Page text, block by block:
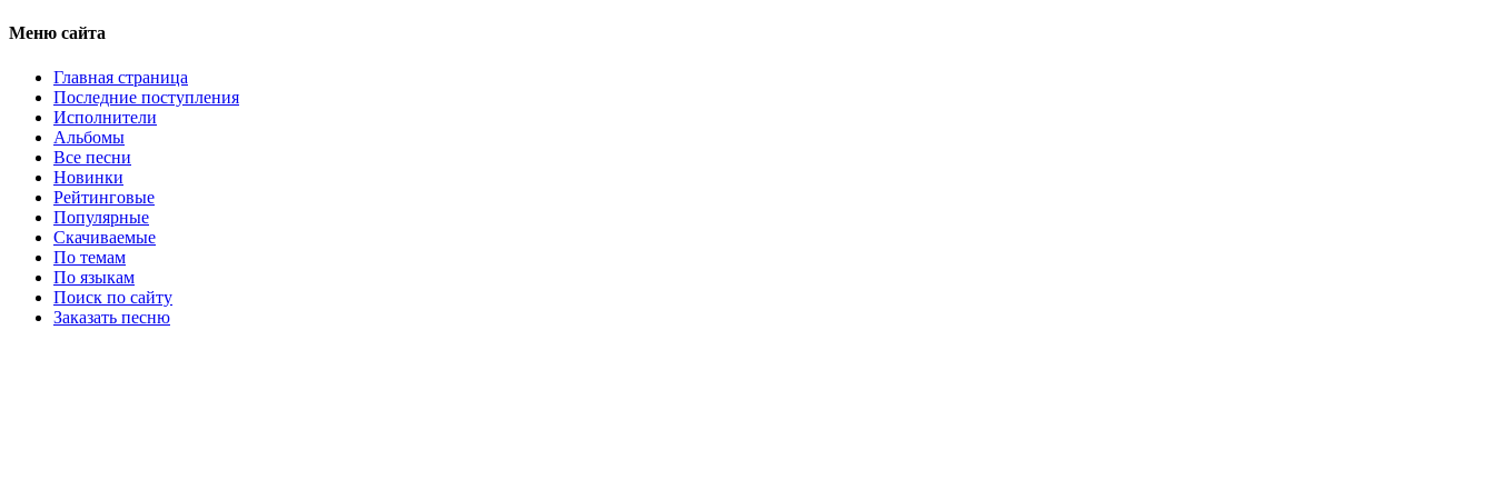
Меню сайта
Главная страница
Последние поступления
Исполнители
Альбомы
Все песни
Новинки
Рейтинговые
Популярные
Скачиваемые
По темам
По языкам
Поиск по сайту
Заказать песню